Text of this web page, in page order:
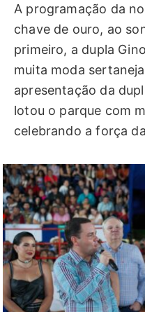
A programação da
chave de ouro, ao
primeiro, a dupla
muita moda
apresentação da
lotou o parque com
celebrando a força